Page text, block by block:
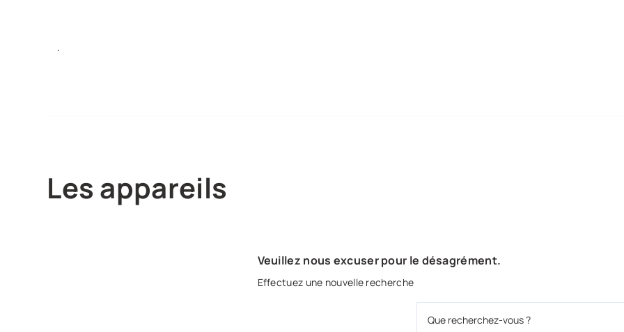
.
Les appareils
Veuillez nous excuser pour le désagrément.
Effectuez une nouvelle recherche